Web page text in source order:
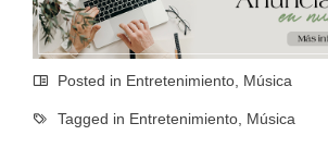
Posted in Entretenimiento Música
Tagged in Entretenimiento Música